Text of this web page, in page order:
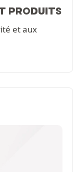
PRODUITS
et aux